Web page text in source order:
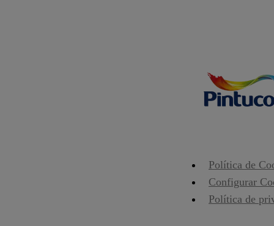
Política de
Configurar
Política de